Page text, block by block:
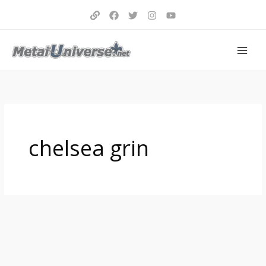
chelsea grin